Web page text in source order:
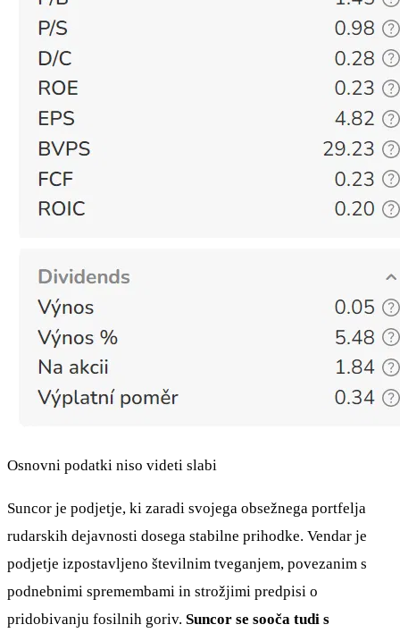
Osnovni podatki niso videti slabi
Suncor je podjetje, ki zaradi svojega obsežnega portfelja
rudarskih dejavnosti dosega stabilne prihodke. Vendar je
podjetje izpostavljeno številnim tveganjem, povezanim s
podnebnimi spremembami in strožjimi predpisi o
pridobivanju fosilnih goriv. Suncor se sooča tudi s